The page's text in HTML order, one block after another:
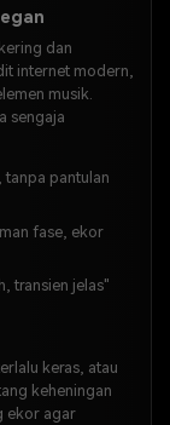
dan
internet modern,
musik.
sengaja
tanpa pantulan
fase, ekor
transien jelas"
keras, atau
keheningan
ekor agar